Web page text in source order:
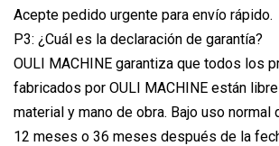
Acepte pedido urgente para envío rápido.
P3: ¿Cuál es la declaración de garantía?
OULI MACHINE garantiza que todos los
fabricados por OULI MACHINE están
material y mano de obra. Bajo uso normal
12 meses o 36 meses después de la